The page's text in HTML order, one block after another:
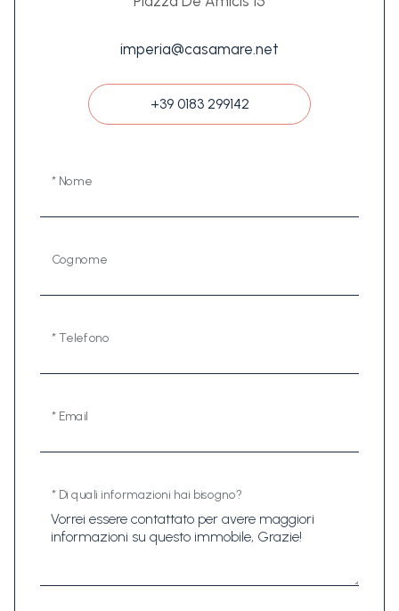
imperia@casamare.net
+39 0183 299142
* Nome
Cognome
* Telefono
* Email
* Di quali informazioni hai bisogno?